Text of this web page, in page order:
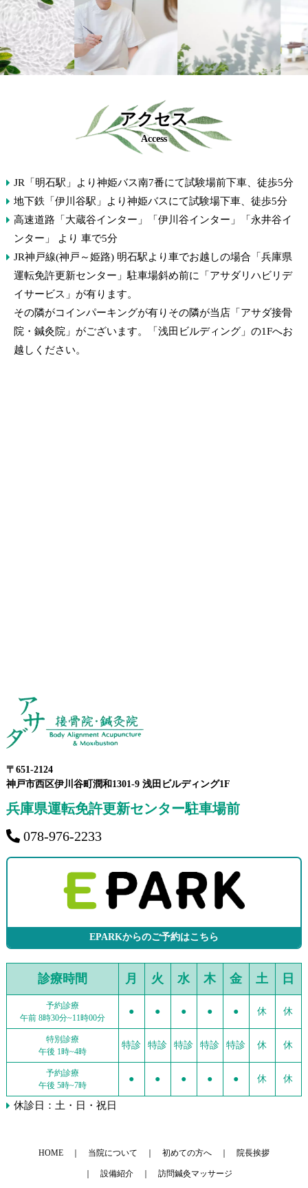
アクセス
Access
JR「明石駅」より神姫バス南7番にて試験場前下車、徒歩5分
地下鉄「伊川谷駅」より神姫バスにて試験場下車、徒歩5分
高速道路「大蔵谷インター」「伊川谷インター」「永井谷イ
ンター」 より 車で5分
JR神戸線(神戸～姫路) 明石駅より車でお越しの場合「兵庫県
運転免許更新センター」駐車場斜め前に「アサダリハビリデ
イサービス」が有ります。
その隣がコインパーキングが有りその隣が当店「アサダ接骨
院・鍼灸院」がございます。「浅田ビルディング」の1Fへお
越しください。
〒651-2124
神戸市西区伊川谷町潤和1301-9 浅田ビルディング1F
兵庫県運転免許更新センター駐車場前
078-976-2233
EPARKからのご予約はこちら
診療時間 月 火 水 木 金 土 日
予約診療
午前 8時30分~11時00分
● ● ● ● ● 休 休
特別診療
午後 1時~4時
特診 特診 特診 特診 特診 休 休
予約診療
午後 5時~7時
● ● ● ● ● 休 休
休診日：土・日・祝日
HOME 当院について 初めての方へ 院長挨拶
設備紹介 訪問鍼灸マッサージ